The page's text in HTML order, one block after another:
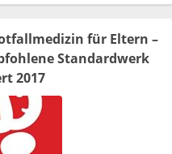
für Eltern –
Standardwerk
2017